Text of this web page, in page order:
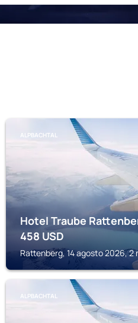
ALPBACHTAL
Hotel Traube
458 USD
Rattenberg, 14 agosto 2026, 2
ALPBACHTAL